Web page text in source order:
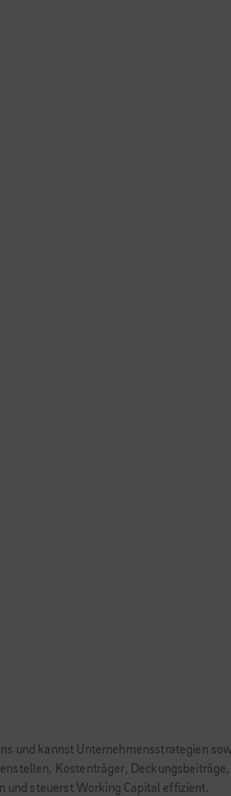
und kannst Unternehmensstrategien
Kostenträger,
und steuerst Working Capital effizient.